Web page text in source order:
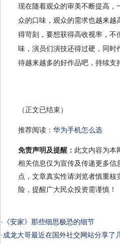
现在随着观众的审美不断提高
众的口味，观众的需求也越来
得苛刻，要想获得高收视率，不
味，演员们演技还得过硬，同时
待越来越多的好作品吧，持续支
（正文已结束）
推荐阅读： 华为手机怎么选
免责声明及提醒： 此文内容为本
相关信息仅为宣传及传递更多信
点，文章真实性请浏览者慎重核
险，提醒广大民众投资需谨慎！
·
《安家》那些细思极恐的细节
· 成龙大哥最近在国外社交网站分享了